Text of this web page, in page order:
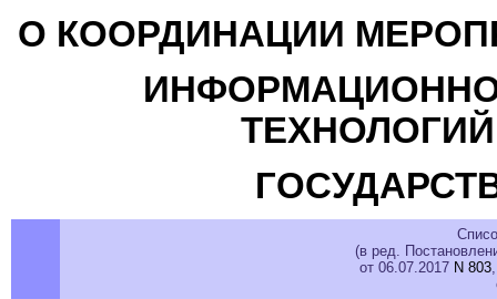
О КООРДИНАЦИИ
(в ред.
от 06.07.2017 N 803